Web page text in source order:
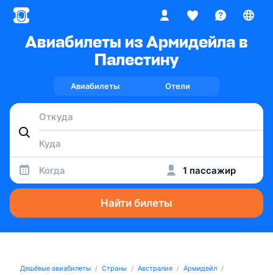
Авиабилеты из Армидейла в
Палестину
Авиабилеты Отели
Когда 1 пассажир
Найти билеты
Дешёвые авиабилеты Страны Австралия
Армидейл